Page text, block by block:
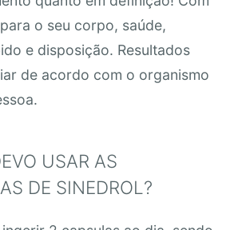
o seu corpo, saúde,
e disposição. Resultados
de acordo com o organismo
USAR AS
DE SINEDROL?